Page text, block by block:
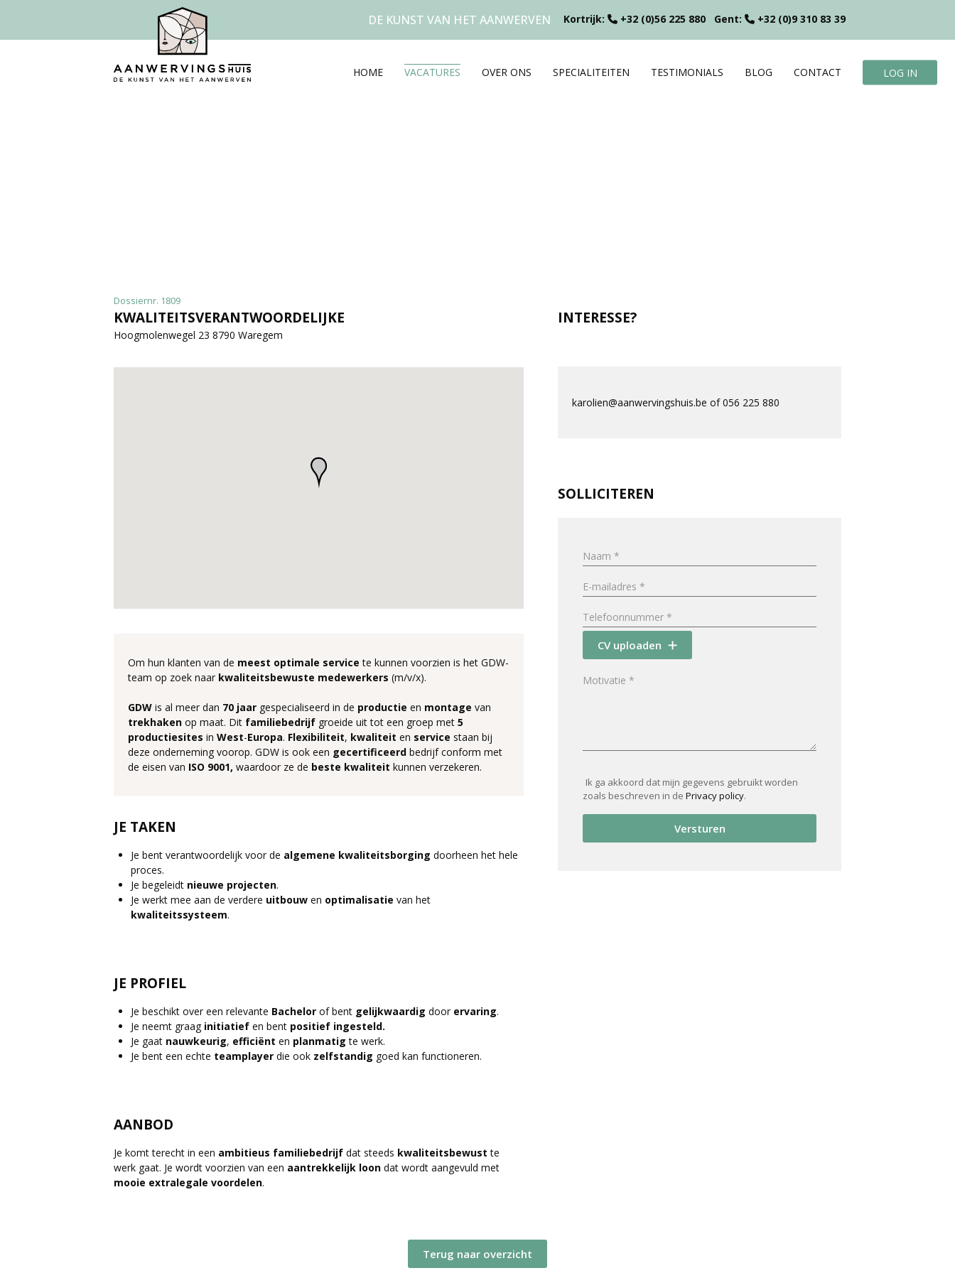
DE KUNST VAN HET AANWERVEN Kortrijk: +32 (0)56 225 880 Gent: +32 (0)9 310 83 39
HOME VACATURES OVER ONS SPECIALITEITEN TESTIMONIALS BLOG CONTACT LOG IN
Dossiernr. 1809
KWALITEITSVERANTWOORDELIJKE
Hoogmolenwegel 23 8790 Waregem
Om hun klanten van de meest optimale service te kunnen voorzien is het GDW-
team op zoek naar kwaliteitsbewuste medewerkers (m/v/x).
GDW is al meer dan 70 jaar gespecialiseerd in de productie en montage van
trekhaken op maat. Dit familiebedrijf groeide uit tot een groep met 5
productiesites in West-Europa. Flexibiliteit, kwaliteit en service staan bij
deze onderneming voorop. GDW is ook een gecertificeerd bedrijf conform met
de eisen van ISO 9001, waardoor ze de beste kwaliteit kunnen verzekeren.
JE TAKEN
Je bent verantwoordelijk voor de algemene kwaliteitsborging doorheen het hele
proces.
Je begeleidt nieuwe projecten.
Je werkt mee aan de verdere uitbouw en optimalisatie van het
kwaliteitssysteem.
JE PROFIEL
Je beschikt over een relevante Bachelor of bent gelijkwaardig door ervaring.
Je neemt graag initiatief en bent positief ingesteld.
Je gaat nauwkeurig, efficiënt en planmatig te werk.
Je bent een echte teamplayer die ook zelfstandig goed kan functioneren.
AANBOD
Je komt terecht in een ambitieus familiebedrijf dat steeds kwaliteitsbewust te
werk gaat. Je wordt voorzien van een aantrekkelijk loon dat wordt aangevuld met
mooie extralegale voordelen.
INTERESSE?
karolien@aanwervingshuis.be of 056 225 880
SOLLICITEREN
CV uploaden
Ik ga akkoord dat mijn gegevens gebruikt worden
zoals beschreven in dePrivacy policy.
Versturen
Terug naar overzicht